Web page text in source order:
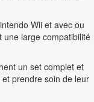
Wii et avec ou
une large compatibilité
un set complet et
prendre soin de leur